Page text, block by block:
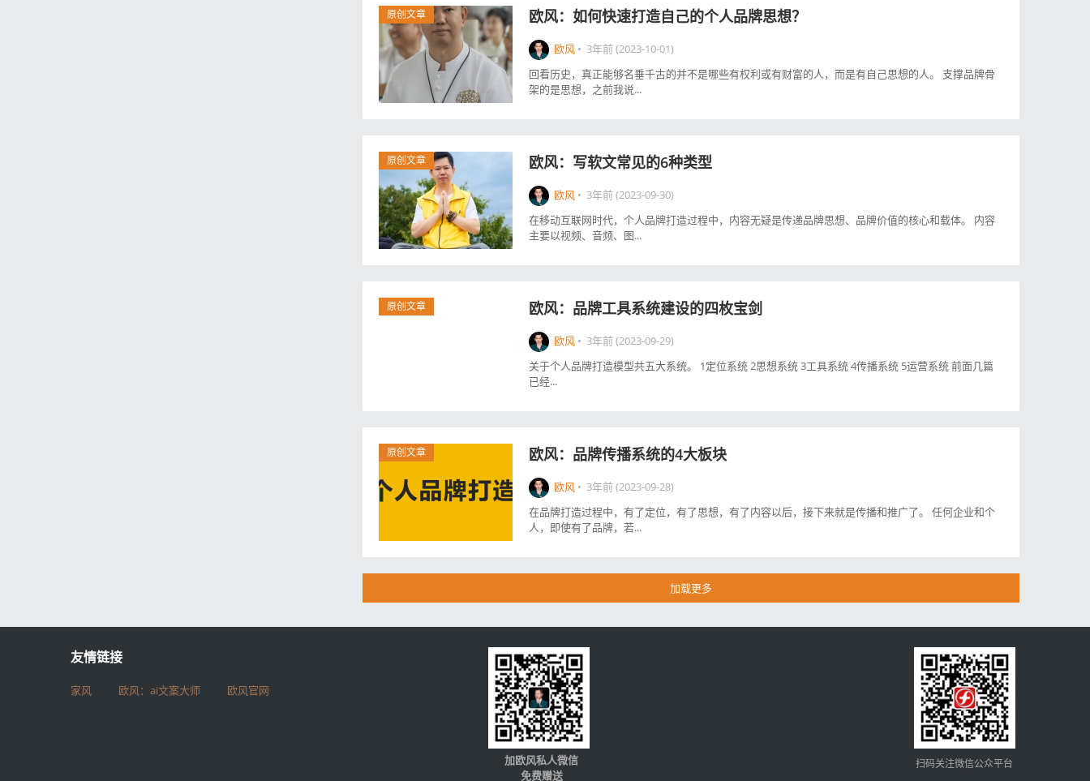
原创文章 欧风：如何快速打造自己的个人品牌思想？
欧风 • 3年前 (2023-10-01)
回看历史，真正能够名垂千古的并不是哪些有权利或有财富的人，而是有自己思想的人。 支撑品牌骨
架的是思想，之前我说...
原创文章 欧风：写软文常见的6种类型
欧风 • 3年前 (2023-09-30)
在移动互联网时代，个人品牌打造过程中，内容无疑是传递品牌思想、品牌价值的核心和载体。 内容
主要以视频、音频、图...
原创文章 欧风：品牌工具系统建设的四枚宝剑
欧风 • 3年前 (2023-09-29)
关于个人品牌打造模型共五大系统。 1定位系统 2思想系统 3工具系统 4传播系统 5运营系统 前面几篇
已经...
原创文章 欧风：品牌传播系统的4大板块
欧风 • 3年前 (2023-09-28)
在品牌打造过程中，有了定位，有了思想，有了内容以后，接下来就是传播和推广了。 任何企业和个
人，即使有了品牌，若...
加载更多
友情链接
家风 欧风：ai文案大师 欧风官网
加欧风私人微信
免费赠送
扫码关注微信公众平台